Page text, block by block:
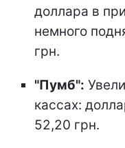
доллара в
немного
грн.
"Пумб":
кассах:
52,20 грн.